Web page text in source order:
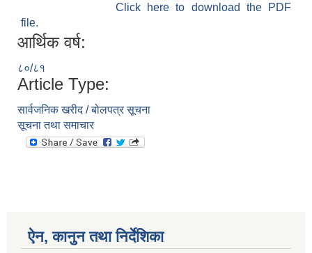
Click here to download the PDF
file.
आर्थिक वर्ष:
८०/८१
Article Type:
सार्वजनिक खरीद / बोलपत्र सूचना
सूचना तथा समाचार
ऐन, कानुन तथा निर्देशिका